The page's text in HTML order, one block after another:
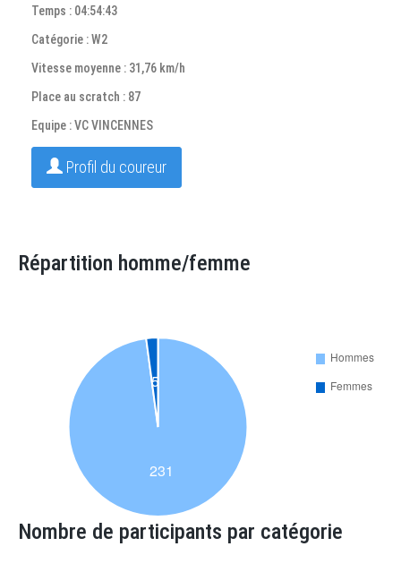
Temps : 04:54:43
Catégorie : W2
Vitesse moyenne : 31,76 km/h
Place au scratch : 87
Equipe : VC VINCENNES
Profil du coureur
Répartition homme/femme
Nombre de participants par catégorie